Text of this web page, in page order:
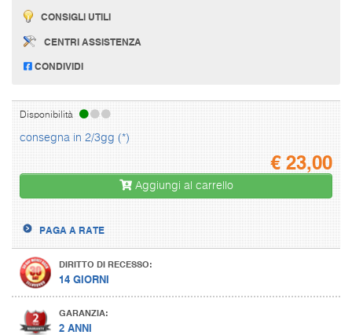
CONSIGLI UTILI
CENTRI ASSISTENZA
CONDIVIDI
Disponibilità
consegna in 2/3gg (*)
€23,00
Aggiungi al carrello
PAGA A RATE
DIRITTO DI RECESSO:
14 GIORNI
GARANZIA:
2 ANNI